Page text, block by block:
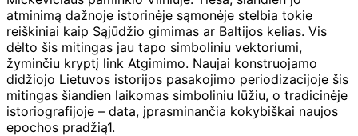
atminimą dažnoje istorinėje sąmonėje stelbia tokie
reiškiniai kaip Sąjūdžio gimimas ar Baltijos kelias. Vis
dėlto šis mitingas jau tapo simboliniu vektoriumi,
žyminčiu kryptį link Atgimimo. Naujai konstruojamo
didžiojo Lietuvos istorijos pasakojimo periodizacijoje šis
mitingas šiandien laikomas simboliniu lūžiu, o tradicinėje
istoriografijoje – data, įprasminančia kokybiškai naujos
epochos pradžią1.